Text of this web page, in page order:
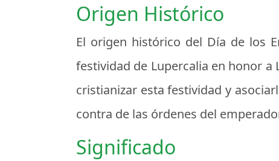
Origen Histórico
El origen histórico del Día de los
festividad de Lupercalia en honor a
cristianizar esta festividad y
contra de las órdenes del
Significado